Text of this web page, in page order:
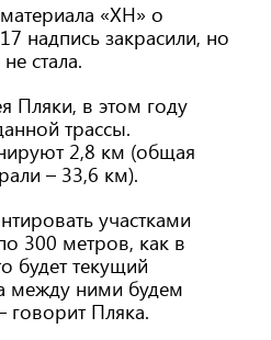
«ХН» о
надпись закрасили, но
стала.
Пляки, в этом году
трассы.
2,8 км (общая
– 33,6 км).
участками
300 метров, как в
будет текущий
между ними будем
говорит Пляка.